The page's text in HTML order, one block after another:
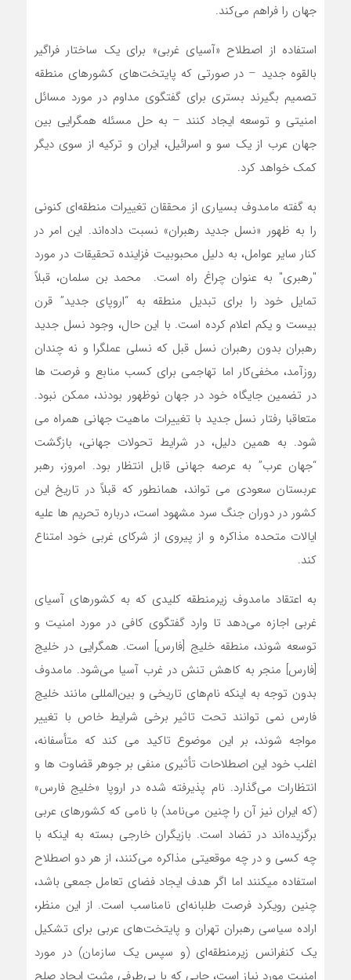
جهان را فراهم می‌کند.
استفاده از اصطلاح «آسیای غربی» برای یک ساختار فراگیر
بالقوه جدید – در صورتی که پایتخت‌های کشورهای منطقه
تصمیم بگیرند بستری برای گفتگوی مداوم در مورد مسائل
امنیتی و توسعه ایجاد کنند – به حل مسئله همگرایی بین
جهان عرب از یک سو و اسرائیل، ایران و ترکیه از سوی دیگر
کمک خواهد کرد.
به گفته مامدوف بسیاری از محققان تغییرات منطقه‌ای کنونی
را به ظهور «نسل جدید رهبران» نسبت داده‌اند. این امر در
کنار سایر عوامل، به دلیل محبوبیت فزاینده تحقیقات در مورد
″رهبری″ به عنوان چراغ راه است. محمد بن سلمان، قبلاً
تمایل خود را برای تبدیل منطقه به “اروپای جدید” قرن
بیست و یکم اعلام کرده است. با این حال، وجود نسل جدید
رهبران بدون رهبران نسل قبل که نسلی عملگرا و نه چندان
روزآمد، مخفی‌کار اما تهاجمی برای کسب منابع و فرصت ها
در تضمین جایگاه خود در جهان نوظهور بودند، ممکن نبود.
متعاقبا رفتار نسل جدید با تغییرات ماهیت جهانی همراه می
شود. به همین دلیل، در شرایط تحولات جهانی، بازگشت
“جهان عرب” به عرصه جهانی قابل انتظار بود. امروز، رهبر
عربستان سعودی می تواند، همانطور که قبلاً در تاریخ این
کشور در دوران جنگ سرد مشهود است، درباره تحریم ها علیه
ایالات متحده مذاکره و از پیروی از شرکای غربی خود امتناع
کند.
به اعتقاد مامدوف زیرمنطقه کلیدی که به کشورهای آسیای
غربی اجازه می‌دهد تا وارد گفتگوی کافی در مورد امنیت و
توسعه شوند، منطقه خلیج [فارس] است. همگرایی در خلیج
[فارس] منجر به کاهش تنش در غرب آسیا می‌شود. مامدوف
بدون توجه به اینکه نام‌های تاریخی و بین‌المللی مانند خلیج
فارس نمی توانند تحت تاثیر برخی شرایط خاص با تغییر
مواجه شوند، بر این موضوع تاکید می کند که متأسفانه،
اغلب خود این اصطلاحات تأثیری منفی بر جوهر قضاوت ها و
انتظارات می‌گذارد. نام پذیرفته شده در اروپا «خلیج فارس»
(که ایران نیز آن را چنین می‌نامد) با نامی که کشورهای عربی
برگزیده‌اند در تضاد است. بازیگران خارجی بسته به اینکه با
چه کسی و در چه موقعیتی مذاکره می‌کنند، از هر دو اصطلاح
استفاده میکنند اما اگر هدف ایجاد فضای تعامل جمعی باشد،
چنین رویکرد فرصت طلبانه‌ای نامناسب است. از این منظر،
اراده سیاسی رهبران تهران و پایتخت‌های عربی برای تشکیل
یک کنفرانس زیرمنطقه‌ای (و سپس یک سازمان) در مورد
امنیت مورد نیاز است، جایی که با بی‌طرفی مثبت ایجاد صلح